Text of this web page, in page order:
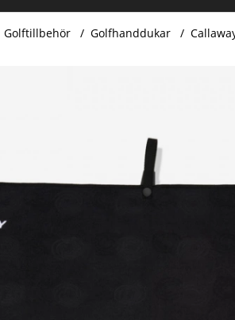
Golftillbehör Golfhanddukar